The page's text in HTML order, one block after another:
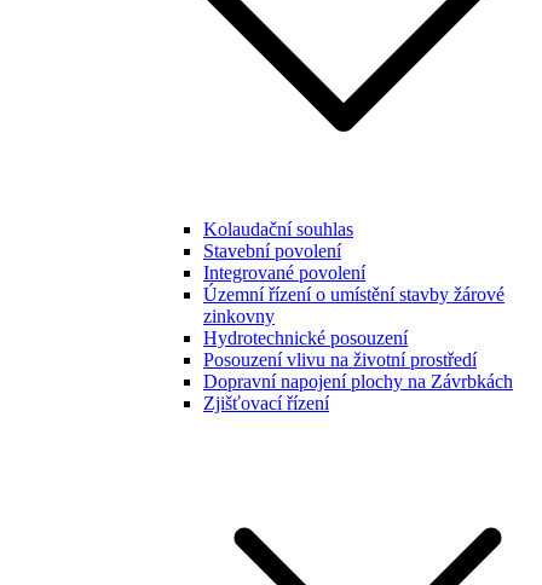
Kolaudační souhlas
Stavební povolení
Integrované povolení
Územní řízení o umístění stavby žárové
zinkovny
Hydrotechnické posouzení
Posouzení vlivu na životní prostředí
Dopravní napojení plochy na Závrbkách
Zjišťovací řízení